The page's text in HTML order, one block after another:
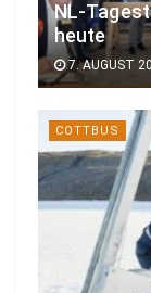
NL-
heute
7. AUGUST
COTTBUS